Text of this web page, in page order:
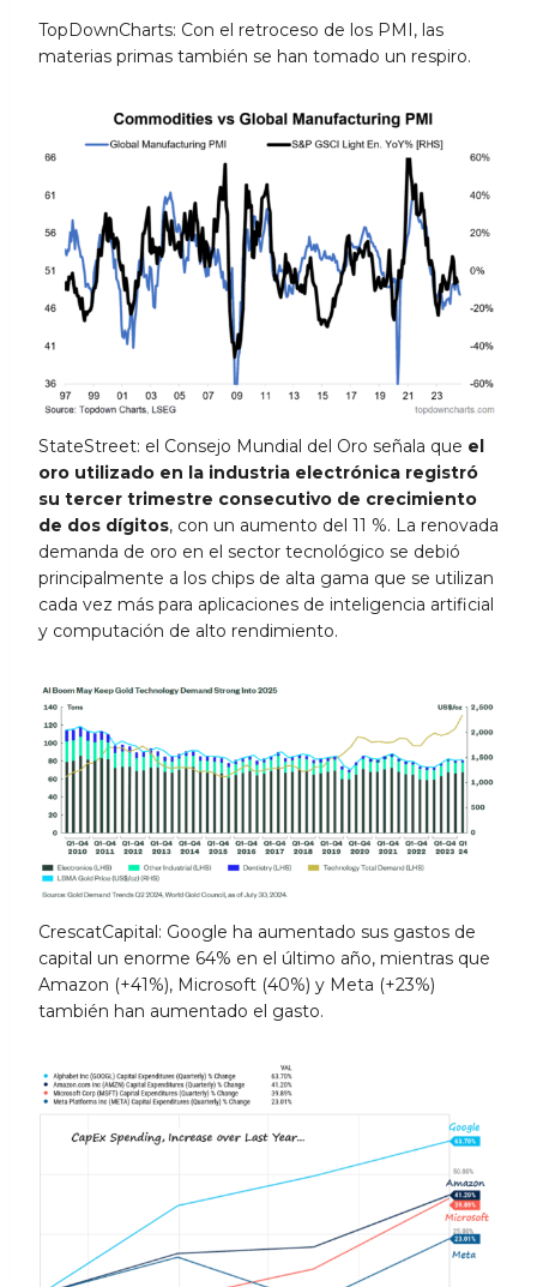
TopDownCharts: Con el retroceso de los PMI, las
materias primas también se han tomado un respiro.
StateStreet: el Consejo Mundial del Oro señala que el
oro utilizado en la industria electrónica registró
su tercer trimestre consecutivo de crecimiento
de dos dígitos, con un aumento del 11 %. La renovada
demanda de oro en el sector tecnológico se debió
principalmente a los chips de alta gama que se utilizan
cada vez más para aplicaciones de inteligencia artificial
y computación de alto rendimiento.
CrescatCapital: Google ha aumentado sus gastos de
capital un enorme 64% en el último año, mientras que
Amazon (+41%), Microsoft (40%) y Meta (+23%)
también han aumentado el gasto.